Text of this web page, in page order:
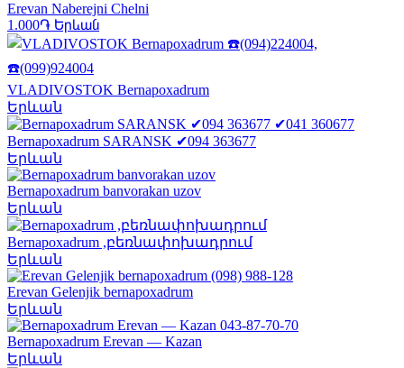
Erevan Naberejni Chelni
1.000֏ Երևան
VLADIVOSTOK Bernapoxadrum
Երևան
Bernapoxadrum SARANSK ✔094 363677
Երևան
Bernapoxadrum banvorakan uzov
Երևան
Bernapoxadrum ,բեռնափոխադրում
Երևան
Erevan Gelenjik bernapoxadrum
Երևան
Bernapoxadrum Erevan — Kazan
Երևան